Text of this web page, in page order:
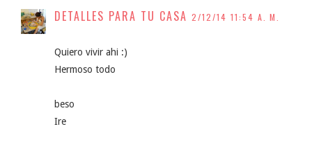
DETALLES PARA TU CASA 2/12/14 11:54 A. M.
Quiero vivir ahi :)
Hermoso todo
beso
Ire